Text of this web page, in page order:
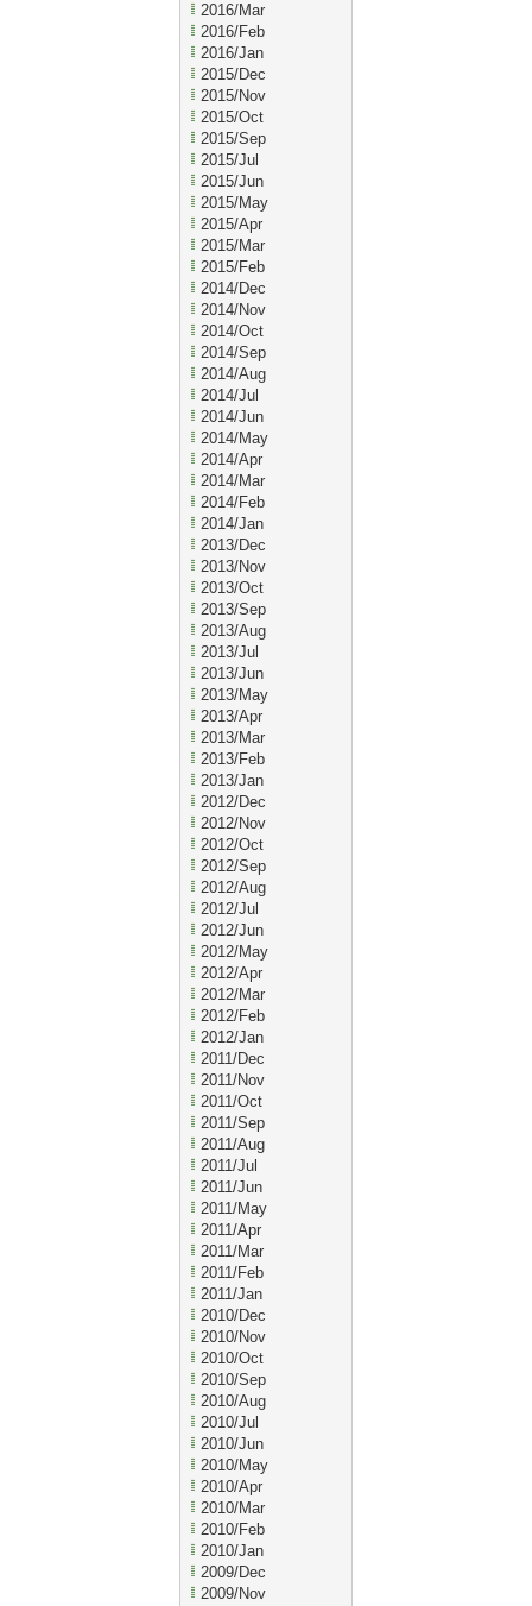
2016/Mar
2016/Feb
2016/Jan
2015/Dec
2015/Nov
2015/Oct
2015/Sep
2015/Jul
2015/Jun
2015/May
2015/Apr
2015/Mar
2015/Feb
2014/Dec
2014/Nov
2014/Oct
2014/Sep
2014/Aug
2014/Jul
2014/Jun
2014/May
2014/Apr
2014/Mar
2014/Feb
2014/Jan
2013/Dec
2013/Nov
2013/Oct
2013/Sep
2013/Aug
2013/Jul
2013/Jun
2013/May
2013/Apr
2013/Mar
2013/Feb
2013/Jan
2012/Dec
2012/Nov
2012/Oct
2012/Sep
2012/Aug
2012/Jul
2012/Jun
2012/May
2012/Apr
2012/Mar
2012/Feb
2012/Jan
2011/Dec
2011/Nov
2011/Oct
2011/Sep
2011/Aug
2011/Jul
2011/Jun
2011/May
2011/Apr
2011/Mar
2011/Feb
2011/Jan
2010/Dec
2010/Nov
2010/Oct
2010/Sep
2010/Aug
2010/Jul
2010/Jun
2010/May
2010/Apr
2010/Mar
2010/Feb
2010/Jan
2009/Dec
2009/Nov